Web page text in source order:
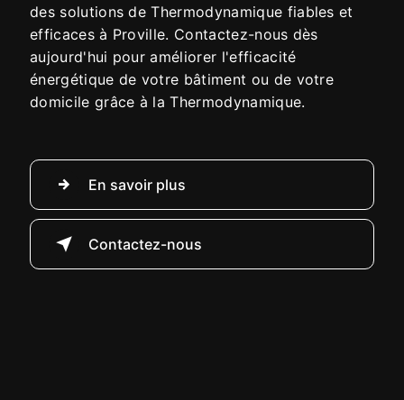
des solutions de Thermodynamique fiables et
efficaces à Proville. Contactez-nous dès
aujourd'hui pour améliorer l'efficacité
énergétique de votre bâtiment ou de votre
domicile grâce à la Thermodynamique.
En savoir plus
Contactez-nous